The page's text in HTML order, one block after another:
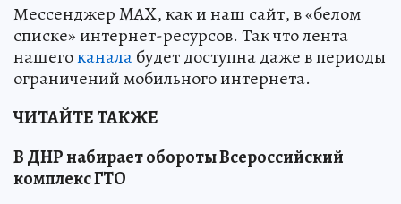
Мессенджер MAX, как и наш сайт, в «белом
списке» интернет-ресурсов. Так что лента
нашегоканалабудет доступна даже в периоды
ограничений мобильного интернета.
ЧИТАЙТЕ ТАКЖЕ
В ДНР набирает обороты Всероссийский
комплекс ГТО